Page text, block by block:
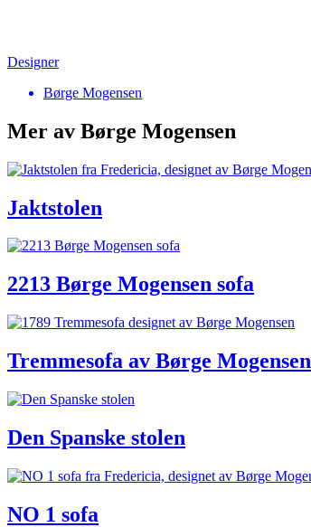
Designer
Børge Mogensen
Mer av Børge Mogensen
Jaktstolen
2213 Børge Mogensen sofa
Tremmesofa av Børge Mogensen
Den Spanske stolen
NO 1 sofa